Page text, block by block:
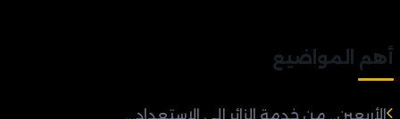
أهم المواضيع
الأربعين.. من خدمة الزائر إلى الاستعداد...